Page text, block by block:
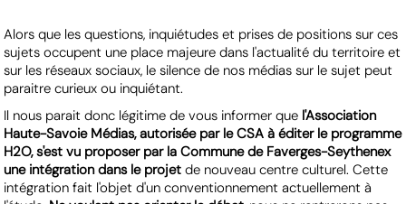
Alors que les questions, inquiétudes et prises de positions sur ces
sujets occupent une place majeure dans l'actualité du territoire et
sur les réseaux sociaux, le silence de nos médias sur le sujet peut
paraitre curieux ou inquiétant.
Il nous parait donc légitime de vous informer que l'Association
Haute-Savoie Médias, autorisée par le CSA à éditer le programme
H2O, s'est vu proposer par la Commune de Faverges-Seythenex
une intégration dans le projet de nouveau centre culturel. Cette
intégration fait l'objet d'un conventionnement actuellement à